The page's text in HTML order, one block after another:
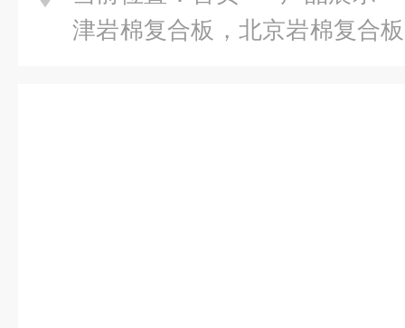
津岩棉复合板，北京岩棉复合